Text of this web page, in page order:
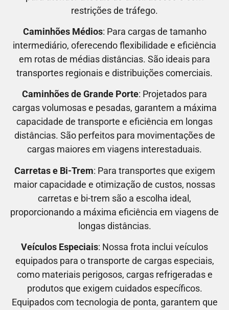
restrições de tráfego.
Caminhões Médios: Para cargas de tamanho
intermediário, oferecendo flexibilidade e eficiência
em rotas de médias distâncias. São ideais para
transportes regionais e distribuições comerciais.
Caminhões de Grande Porte: Projetados para
cargas volumosas e pesadas, garantem a máxima
capacidade de transporte e eficiência em longas
distâncias. São perfeitos para movimentações de
cargas maiores em viagens interestaduais.
Carretas e Bi-Trem: Para transportes que exigem
maior capacidade e otimização de custos, nossas
carretas e bi-trem são a escolha ideal,
proporcionando a máxima eficiência em viagens de
longas distâncias.
Veículos Especiais: Nossa frota inclui veículos
equipados para o transporte de cargas especiais,
como materiais perigosos, cargas refrigeradas e
produtos que exigem cuidados específicos.
Equipados com tecnologia de ponta, garantem que